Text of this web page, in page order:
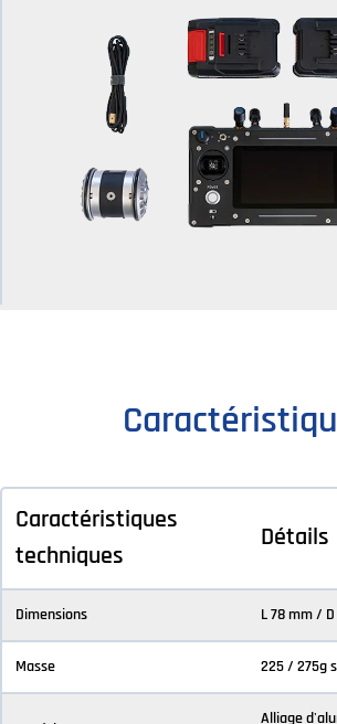
Caractéristiques
techniques
Détails
Dimensions L 78 mm /
Masse 225 / 275g
Alliage